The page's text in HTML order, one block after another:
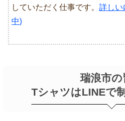
していただく仕事です。詳し
中)
瑞浪市の
TシャツはLINEで